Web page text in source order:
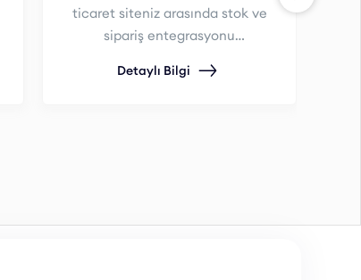
ticaret siteniz arasında stok ve
sipariş entegrasyonu
Detaylı Bilgi